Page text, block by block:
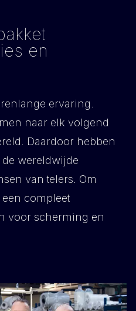
en
ervaring.
naar elk volgend
Daardoor hebben
wereldwijde
van telers. Om
compleet
voor scherming en